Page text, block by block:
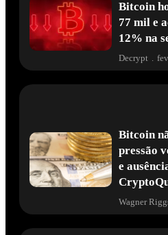
Bitcoin
77 mil e
12% na
Decrypt
Bitcoin
pressão
e
Wagner